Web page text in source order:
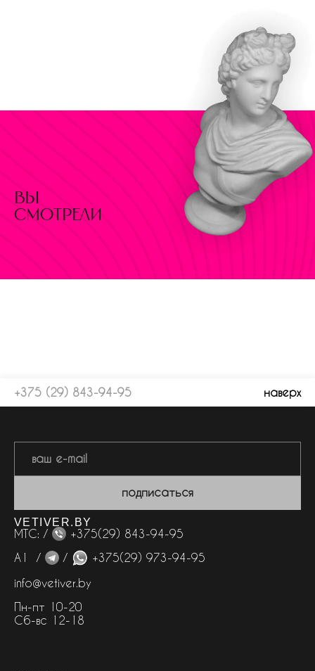
вы
смотрели
+375 (29) 843-94-95 наверх
подписаться
VETIVER.BY
МТС: /
+375(29) 843-94-95
А1 /
/
+375(29) 973-94-95
info@vetiver.by
Пн-пт 10-20
Сб-вс 12-18